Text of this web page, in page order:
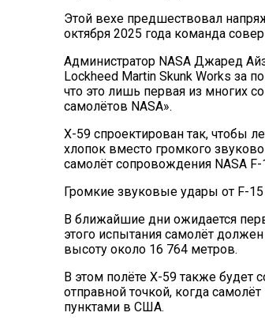
Этой вехе предшествовал
октября 2025 года команда
Администратор NASA Джаред
Lockheed Martin Skunk Works за
что это лишь первая из многих
самолётов NASA».
X-59 спроектирован так, чтобы
хлопок вместо громкого
самолёт сопровождения NASA F-
Громкие звуковые удары от F-
В ближайшие дни ожидается
этого испытания самолёт
высоту около 16 764 метров.
В этом полёте X-59 также будет
отправной точкой, когда
пунктами в США.